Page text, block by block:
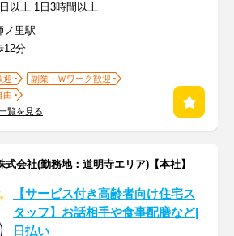
以上 1日3時間以上
ノ里駅
12分
迎
副業・Ｗワーク歓迎
由
覧を見る
会社(勤務地：道明寺エリア)【本社】
【サービス付き高齢者向け住宅ス
タッフ】お話相手や食事配膳など|
日払い